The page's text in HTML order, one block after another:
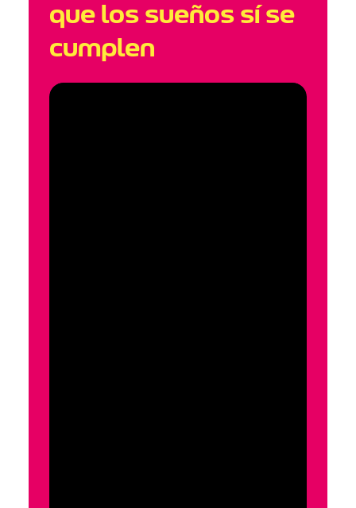
que los sueños sí se
cumplen